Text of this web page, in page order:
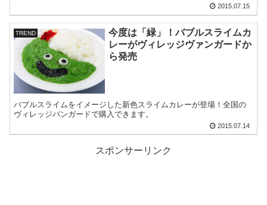
2015.07.15
TREND
今度は「緑」！バブルスライムカ
レーがヴィレッジヴァンガードか
ら発売
バブルスライムをイメージした新色スライムカレーが登場！全国の
ヴィレッジバンガードで購入できます。
2015.07.14
スポンサーリンク